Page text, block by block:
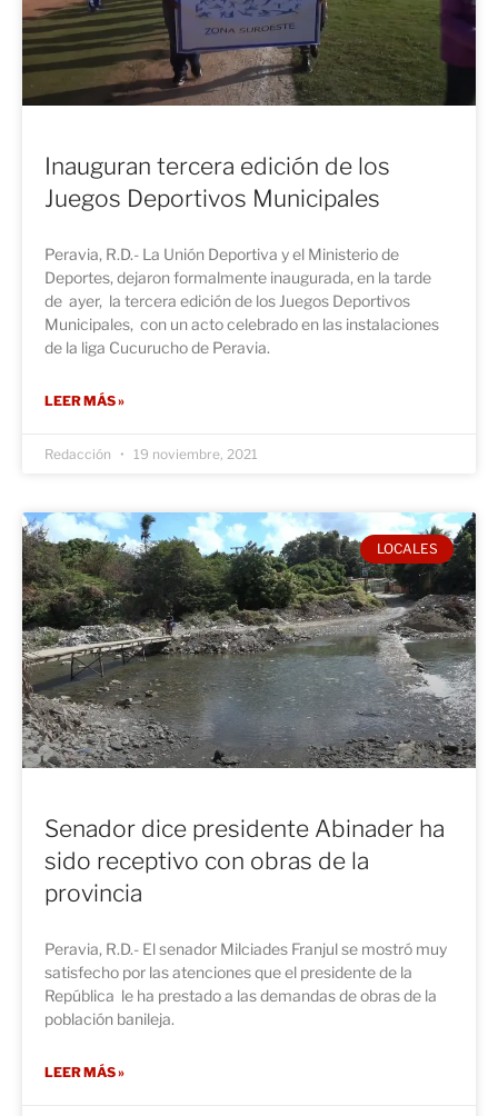
Inauguran tercera edición de los
Juegos Deportivos Municipales
Peravia, R.D.- La Unión Deportiva y el Ministerio de
Deportes, dejaron formalmente inaugurada, en la tarde
de ayer, la tercera edición de los Juegos Deportivos
Municipales, con un acto celebrado en las instalaciones
de la liga Cucurucho de Peravia.
LEER MÁS »
Redacción 19 noviembre, 2021
LOCALES
Senador dice presidente Abinader ha
sido receptivo con obras de la
provincia
Peravia, R.D.- El senador Milciades Franjul se mostró muy
satisfecho por las atenciones que el presidente de la
República le ha prestado a las demandas de obras de la
población banileja.
LEER MÁS »